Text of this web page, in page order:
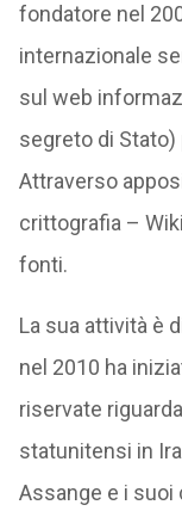
fondatore nel
internazionale
sul web
segreto di
Attraverso
crittografia –
fonti.
La sua attività è
nel 2010 ha
riservate
statunitensi in
Assange e i suoi